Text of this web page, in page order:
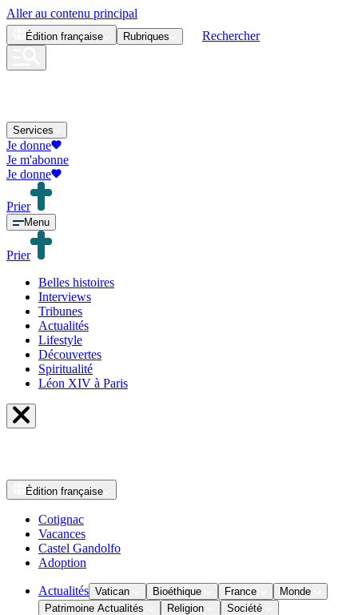
Aller au contenu principal
Édition française Rubriques Rechercher
Services
Je donne
Je m'abonne
Je donne
Prier
Menu
Prier
Belles histoires
Interviews
Tribunes
Actualités
Lifestyle
Découvertes
Spiritualité
Léon XIV à Paris
Édition française
Cotignac
Vacances
Castel Gandolfo
Adoption
Actualités Vatican Bioéthique France
Monde
Patrimoine Actualités
Religion Société